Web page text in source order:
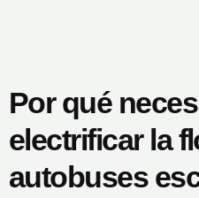
Por qué
electrificar la
autobuses